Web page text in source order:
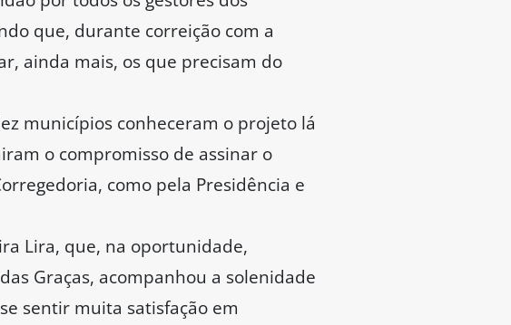
que, durante correição com a
ainda mais, os que precisam do
municípios conheceram o projeto lá
o compromisso de assinar o
como pela Presidência e
Lira, que, na oportunidade,
Graças, acompanhou a solenidade
sentir muita satisfação em